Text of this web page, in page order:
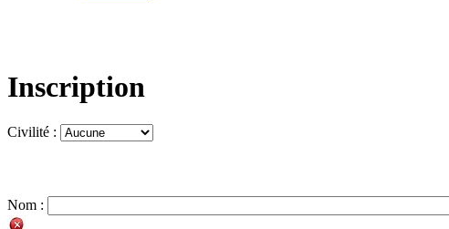
Inscription
Civilité :
Nom :